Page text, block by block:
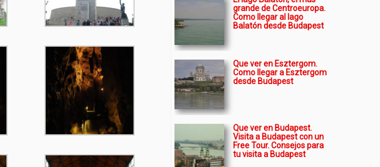
grande de Centroeuropa.
Como llegar al lago
Balatón desde Budapest
Que ver en Esztergom.
Como llegar a Esztergom
desde Budapest
Que ver en Budapest.
Visita a Budapest con un
Free Tour. Consejos para
tu visita a Budapest